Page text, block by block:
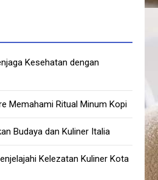
Kesehatan dengan
Memahami Ritual Minum Kopi
Budaya dan Kuliner Italia
Kelezatan Kuliner Kota